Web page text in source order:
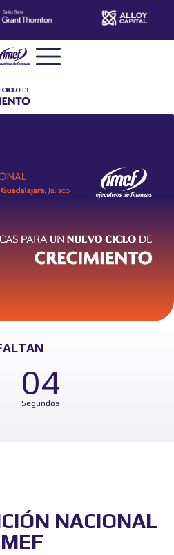
04
Segundos
NACIONAL